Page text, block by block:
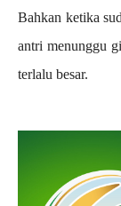
Bahkan ketika
antri menunggu
terlalu besar.